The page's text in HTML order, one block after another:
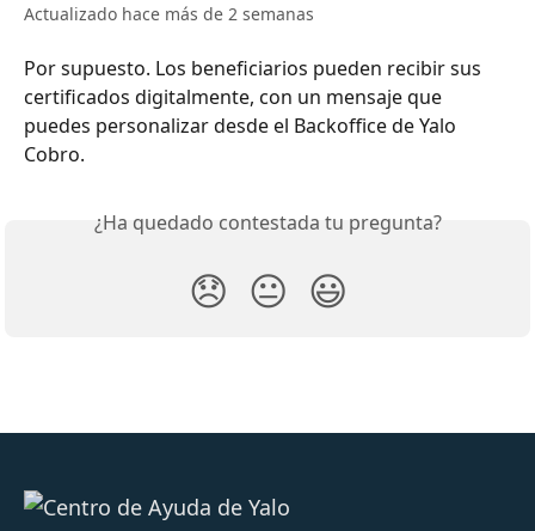
Actualizado hace más de 2 semanas
Por supuesto. Los beneficiarios pueden recibir sus
certificados digitalmente, con un mensaje que
puedes personalizar desde el Backoffice de Yalo
Cobro.
¿Ha quedado contestada tu pregunta?
😞 😐 😃